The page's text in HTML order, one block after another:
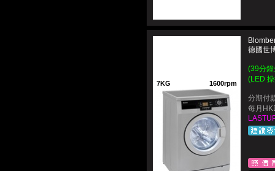
7KG 1600rpm
德國世
(39分
(LED
分期付
每月